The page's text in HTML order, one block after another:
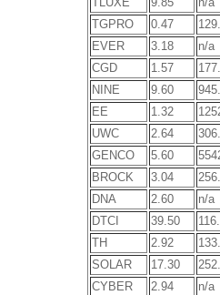
TGPRO
0.47
EVER
3.18
n/a
CGD
1.57
NINE
9.60
EE
1.32
UWC
2.64
GENCO
5.60
BROCK
3.04
DNA
2.60
n/a
DTCI
39.50
TH
2.92
SOLAR
17.30
CYBER
2.94
n/a